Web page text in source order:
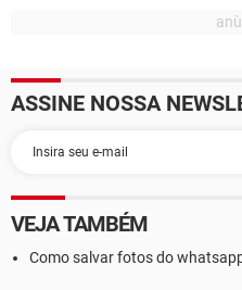
ASSINE NOSSA
VEJA TAMBÉM
Como salvar fotos do